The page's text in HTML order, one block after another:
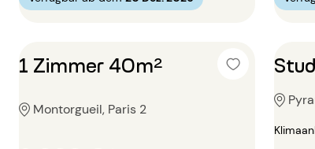
1 Zimmer 40m²
Montorgueil, Paris 2